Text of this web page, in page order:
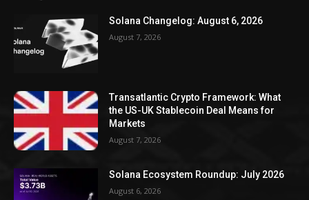
Solana Changelog: August 6, 2026
August 7, 2026
Transatlantic Crypto Framework: What
the US-UK Stablecoin Deal Means for
Markets
August 7, 2026
Solana Ecosystem Roundup: July 2026
August 6, 2026